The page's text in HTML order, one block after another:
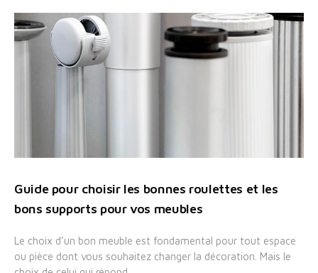
Guide pour choisir les bonnes roulettes et les
bons supports pour vos meubles
Le choix d’un bon meuble est fondamental pour tout espace
ou pièce dont vous souhaitez changer la décoration. Mais le